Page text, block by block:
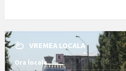
VREMEA LOCALA
Ora locala